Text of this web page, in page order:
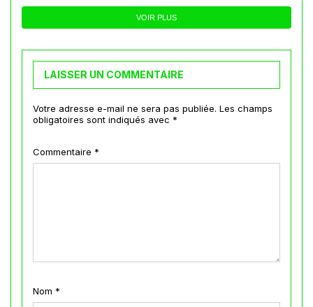
VOIR PLUS
LAISSER UN COMMENTAIRE
Votre adresse e-mail ne sera pas publiée. Les champs
obligatoires sont indiqués avec *
Commentaire *
Nom *